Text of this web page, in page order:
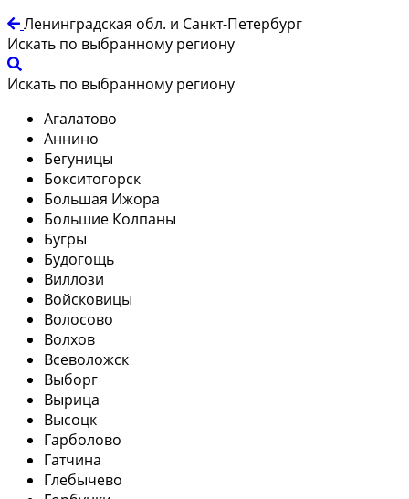
Ленинградская обл. и Санкт-Петербург
Искать по выбранному региону
Искать по выбранному региону
Агалатово
Аннино
Бегуницы
Бокситогорск
Большая Ижора
Большие Колпаны
Бугры
Будогощь
Виллози
Войсковицы
Волосово
Волхов
Всеволожск
Выборг
Вырица
Высоцк
Гарболово
Гатчина
Глебычево